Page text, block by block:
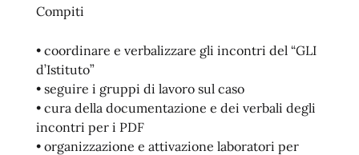
Compiti
• coordinare e verbalizzare gli incontri del “GLI
d’Istituto”
• seguire i gruppi di lavoro sul caso
• cura della documentazione e dei verbali degli
incontri per i PDF
• organizzazione e attivazione laboratori per